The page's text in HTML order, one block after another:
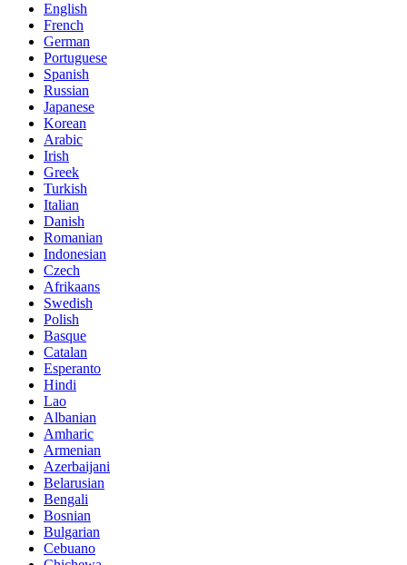
English
French
German
Portuguese
Spanish
Russian
Japanese
Korean
Arabic
Irish
Greek
Turkish
Italian
Danish
Romanian
Indonesian
Czech
Afrikaans
Swedish
Polish
Basque
Catalan
Esperanto
Hindi
Lao
Albanian
Amharic
Armenian
Azerbaijani
Belarusian
Bengali
Bosnian
Bulgarian
Cebuano